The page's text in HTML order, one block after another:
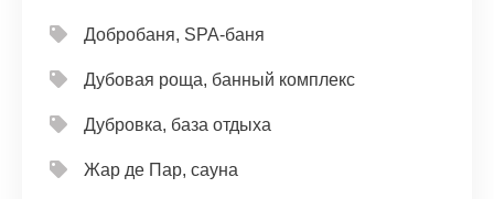
Добробаня, SPA-баня
Дубовая роща, банный комплекс
Дубровка, база отдыха
Жар де Пар, сауна